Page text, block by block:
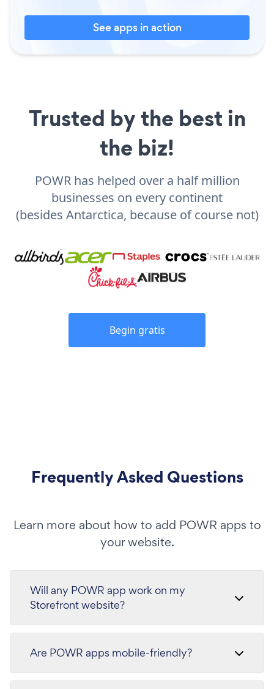
See apps in action
Trusted by the best in
the biz!
POWR has helped over a half million
businesses on every continent
(besides Antarctica, because of course not)
Begin gratis
Frequently Asked Questions
Learn more about how to add POWR apps to
your website.
Will any POWR app work on my
Storefront website?
Are POWR apps mobile-friendly?